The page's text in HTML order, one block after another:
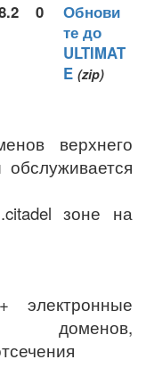
0
Обнови
те до
ULTIMAT
E (zip)
верхнего
зоне на
электронные
доменов,